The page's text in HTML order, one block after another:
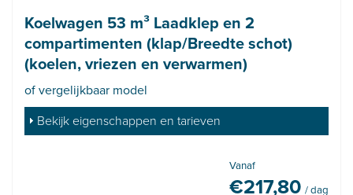
Koelwagen 53 m³ Laadklep en 2
compartimenten (klap/Breedte schot)
(koelen, vriezen en verwarmen)
of vergelijkbaar model
Bekijk eigenschappen en tarieven
Vanaf
€217,80 / dag